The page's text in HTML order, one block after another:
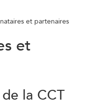
et partenaires
et
la CCT